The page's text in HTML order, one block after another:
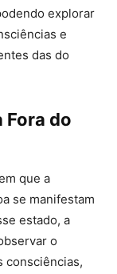
explorar
e
das do
Fora do
que a
se manifestam
estado, a
o
consciências,